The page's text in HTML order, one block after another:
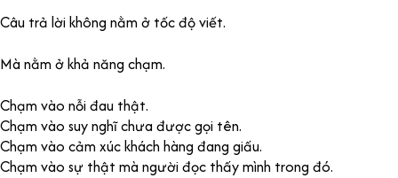
Câu trả lời không nằm ở tốc độ viết.
Mà nằm ở khả năng chạm.
Chạm vào nỗi đau thật.
Chạm vào suy nghĩ chưa được gọi tên.
Chạm vào cảm xúc khách hàng đang giấu.
Chạm vào sự thật mà người đọc thấy mình trong đó.